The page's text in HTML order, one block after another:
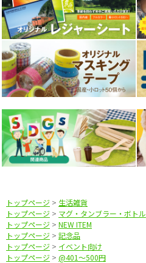
トップページ > 生活雑貨
トップページ > マグ・タンブラー・ボトル
トップページ > NEW ITEM
トップページ > 記念品
トップページ > イベント向け
トップページ > @401〜500円